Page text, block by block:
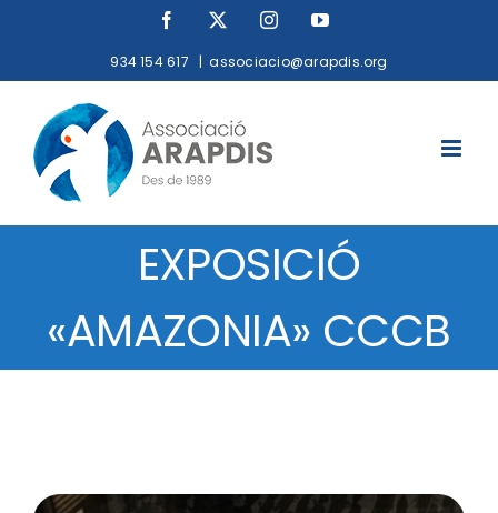
Facebook InstagramYouTube
934 154 617 | associacio@arapdis.org
EXPOSICIÓ
«AMAZONIA» CCCB